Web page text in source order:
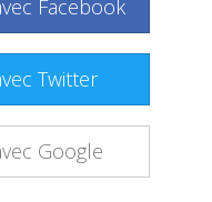
Facebook
Twitter
Google